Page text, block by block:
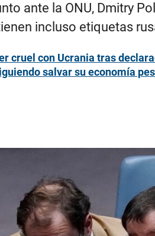
ante la ONU, Dmitry
incluso etiquetas
cruel con Ucrania tras
salvar su economía